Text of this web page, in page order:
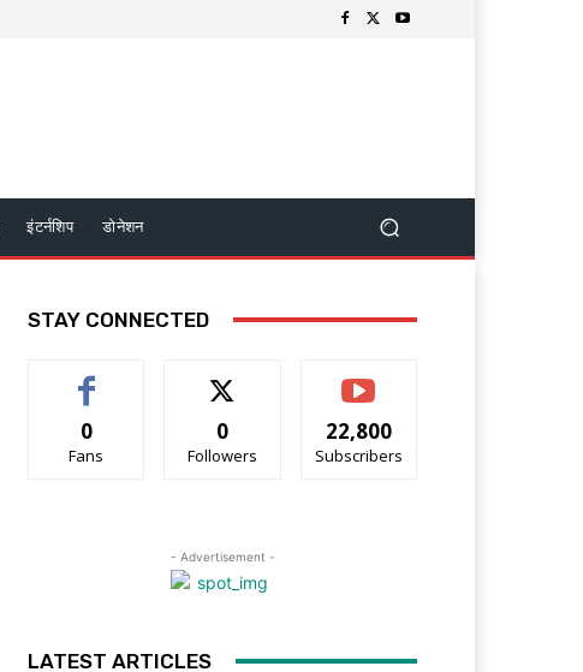
इंटर्नशिप डोनेशन
STAY CONNECTED
0
Fans
0
Followers
22,800
Subscribers
- Advertisement -
LATEST ARTICLES